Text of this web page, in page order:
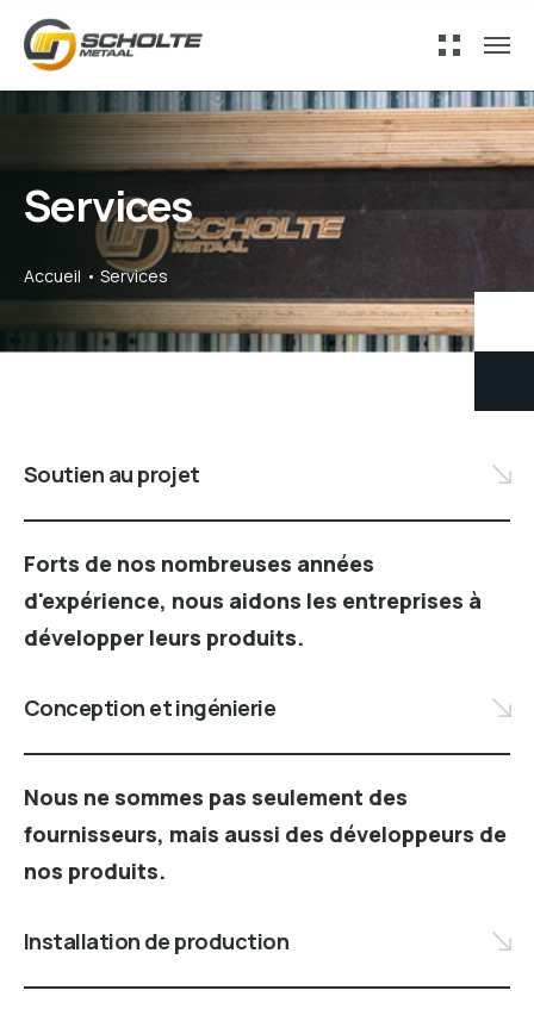
Services
Accueil Services
Soutien au projet
Forts de nos nombreuses années
d'expérience, nous aidons les entreprises à
développer leurs produits.
Conception et ingénierie
Nous ne sommes pas seulement des
fournisseurs, mais aussi des développeurs de
nos produits.
Installation de production